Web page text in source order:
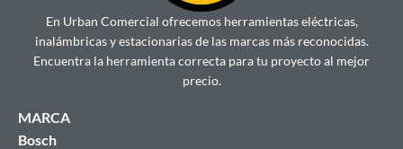
En Urban Comercial ofrecemos herramientas eléctricas,
inalámbricas y estacionarias de las marcas más reconocidas.
Encuentra la herramienta correcta para tu proyecto al mejor
precio.
MARCA
Bosch